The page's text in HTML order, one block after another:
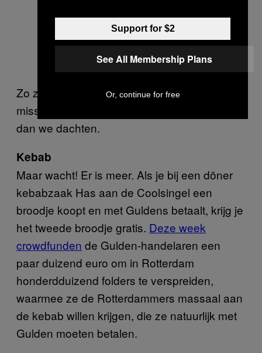
Zo zie je maar weer dat de Gulden nu
misschien toch een grotere hype kan worden
dan we dachten.
Kebab
Maar wacht! Er is meer. Als je bij een döner
kebabzaak Has aan de Coolsingel een
broodje koopt en met Guldens betaalt, krijg je
het tweede broodje gratis. Deze week
crowdfunden de Gulden-handelaren een
paar duizend euro om in Rotterdam
honderdduizend folders te verspreiden,
waarmee ze de Rotterdammers massaal aan
de kebab willen krijgen, die ze natuurlijk met
Gulden moeten betalen.
Support for $2
See All Membership Plans
Or, continue for free